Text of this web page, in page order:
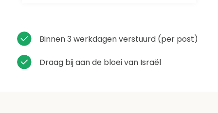
Binnen 3 werkdagen verstuurd (per post)
Draag bij aan de bloei van Israël